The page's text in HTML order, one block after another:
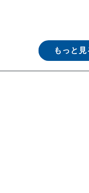
もっと見